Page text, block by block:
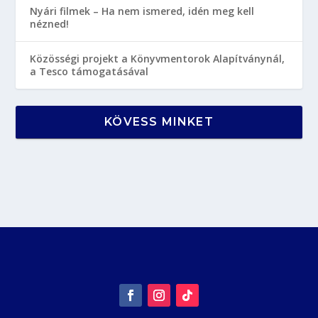
Nyári filmek – Ha nem ismered, idén meg kell
nézned!
Közösségi projekt a Könyvmentorok Alapítványnál,
a Tesco támogatásával
KÖVESS MINKET